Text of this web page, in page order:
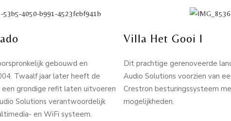
gebouwd en
Twaalf jaar later heeft de
een grondige refit laten uitvoeren
Solutions verantwoordelijk
en WiFi systeem.
Villa Het Gooi I
Dit prachtige gerenoveerde
Audio Solutions voorzien van
Crestron besturingssysteem
mogelijkheden.